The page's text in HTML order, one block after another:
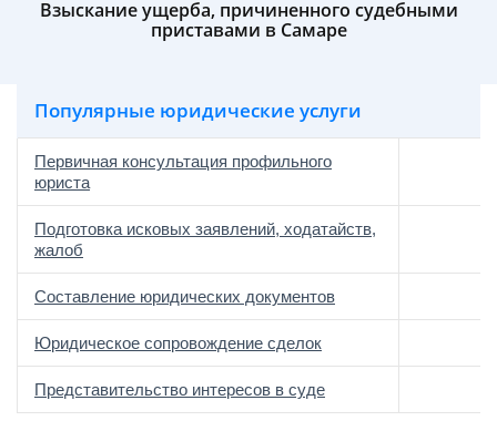
Взыскание ущерба, причиненного судебными
приставами в Самаре
Популярные юридические услуги
Первичная консультация профильного
юриста
Подготовка исковых заявлений, ходатайств,
жалоб
Составление юридических документов
Юридическое сопровождение сделок
Представительство интересов в суде